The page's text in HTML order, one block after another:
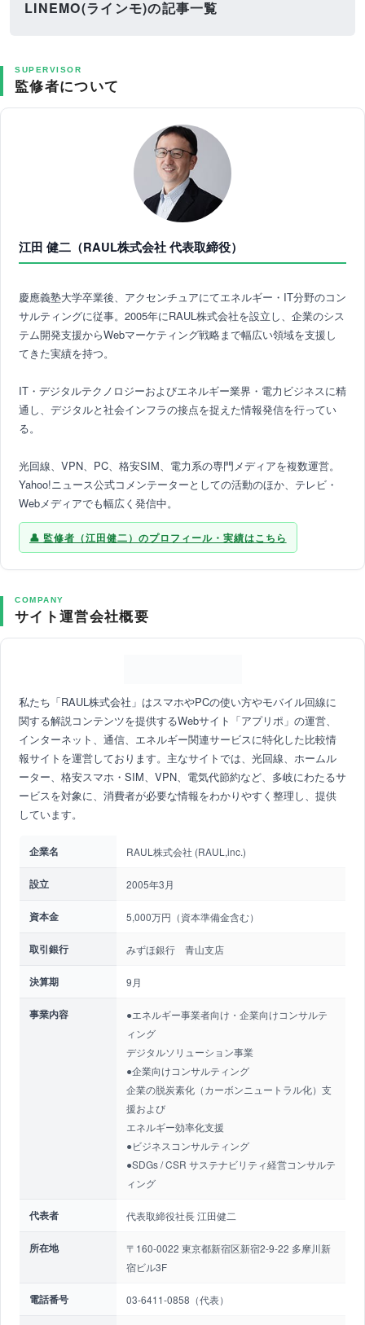
LINEMO(ラインモ)の記事一覧
SUPERVISOR
監修者について
江田 健二（RAUL株式会社 代表取締役）
慶應義塾大学卒業後、アクセンチュアにてエネルギー・IT分野のコン
サルティングに従事。2005年にRAUL株式会社を設立し、企業のシス
テム開発支援からWebマーケティング戦略まで幅広い領域を支援し
てきた実績を持つ。
IT・デジタルテクノロジーおよびエネルギー業界・電力ビジネスに精
通し、デジタルと社会インフラの接点を捉えた情報発信を行ってい
る。
光回線、VPN、PC、格安SIM、電力系の専門メディアを複数運営。
Yahoo!ニュース公式コメンテーターとしての活動のほか、テレビ・
Webメディアでも幅広く発信中。
監修者（江田健二）のプロフィール・実績はこちら
COMPANY
サイト運営会社概要
私たち「RAUL株式会社」はスマホやPCの使い方やモバイル回線に
関する解説コンテンツを提供するWebサイト「アプリポ」の運営、
インターネット、通信、エネルギー関連サービスに特化した比較情
報サイトを運営しております。主なサイトでは、光回線、ホームル
ーター、格安スマホ・SIM、VPN、電気代節約など、多岐にわたるサ
ービスを対象に、消費者が必要な情報をわかりやすく整理し、提供
しています。
企業名 RAUL株式会社 (RAUL,inc.)
設立 2005年3月
資本金 5,000万円（資本準備金含む）
取引銀行 みずほ銀行 青山支店
決算期 9月
事業内容
●エネルギー事業者向け・企業向けコンサルテ
ィング
デジタルソリューション事業
●企業向けコンサルティング
企業の脱炭素化（カーボンニュートラル化）支
援および
エネルギー効率化支援
●ビジネスコンサルティング
●SDGs / CSR サステナビリティ経営コンサルテ
ィング
代表者 代表取締役社長 江田健二
所在地
〒160-0022 東京都新宿区新宿2-9-22 多摩川新
宿ビル3F
電話番号 03-6411-0858（代表）